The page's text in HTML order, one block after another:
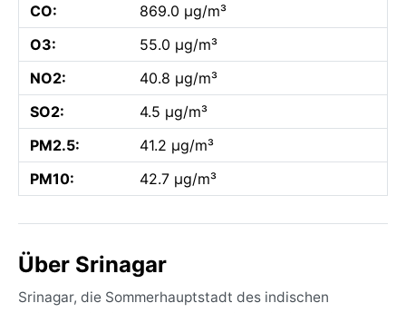
CO:
869.0 µg/m³
O3:
55.0 µg/m³
NO2:
40.8 µg/m³
SO2:
4.5 µg/m³
PM2.5:
41.2 µg/m³
PM10:
42.7 µg/m³
Über Srinagar
Srinagar, die Sommerhauptstadt des indischen